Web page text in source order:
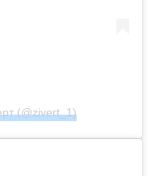
(@zivert_1)